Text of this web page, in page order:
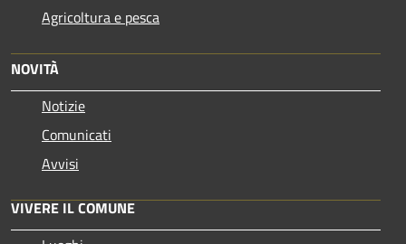
Agricoltura e pesca
NOVITÀ
Notizie
Comunicati
Avvisi
VIVERE IL COMUNE